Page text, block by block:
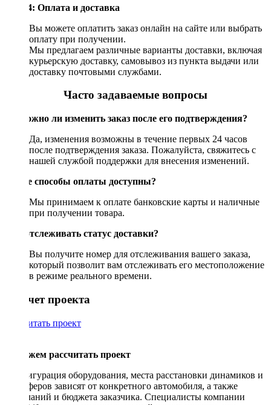
Шаг 4: Оплата и доставка
Вы можете оплатить заказ онлайн на сайте или выбрать
оплату при получении.
Мы предлагаем различные варианты доставки, включая
курьерскую доставку, самовывоз из пункта выдачи или
доставку почтовыми службами.
Часто задаваемые вопросы
Возможно ли изменить заказ после его подтверждения?
Да, изменения возможны в течение первых 24 часов
после подтверждения заказа. Пожалуйста, свяжитесь с
нашей службой поддержки для внесения изменений.
Какие способы оплаты доступны?
Мы принимаем к оплате банковские карты и наличные
при получении товара.
Как отслеживать статус доставки?
Вы получите номер для отслеживания вашего заказа,
который позволит вам отслеживать его местоположение
в режиме реального времени.
Рассчет проекта
Рассчитать проект
Поможем рассчитать проект
Конфигурация оборудования, места расстановки динамиков и
сабвуферов зависят от конкретного автомобиля, а также
пожеланий и бюджета заказчика. Специалисты компании